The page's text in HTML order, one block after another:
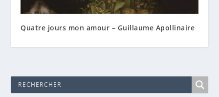
Quatre jours mon amour – Guillaume Apollinaire